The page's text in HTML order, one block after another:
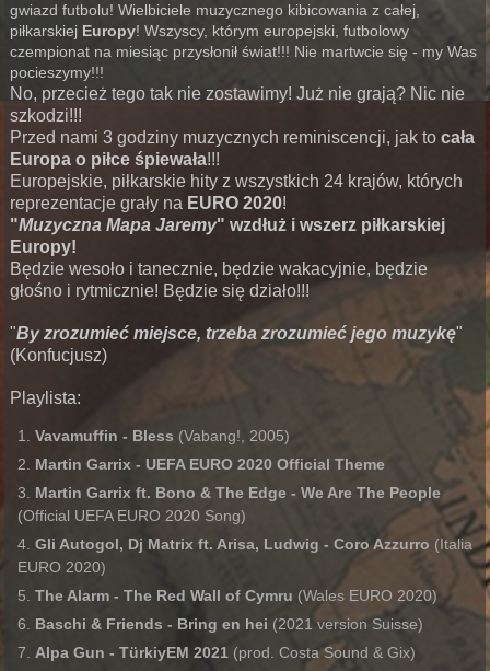
gwiazd futbolu! Wielbiciele muzycznego kibicowania z całej,
piłkarskiej Europy! Wszyscy, którym europejski, futbolowy
czempionat na miesiąc przysłonił świat!!! Nie martwcie się - my Was
pocieszymy!!!
No, przecież tego tak nie zostawimy! Już nie grają? Nic nie
szkodzi!!!
Przed nami 3 godziny muzycznych reminiscencji, jak tocała
Europa o piłce śpiewała!!!
Europejskie, piłkarskie hity z wszystkich 24 krajów, których
reprezentacje grały na EURO 2020!
"Muzyczna Mapa Jaremy" wzdłuż i wszerz piłkarskiej
Europy!
Będzie wesoło i tanecznie, będzie wakacyjnie, będzie
głośno i rytmicznie! Będzie się działo!!!
"By zrozumieć miejsce, trzeba zrozumieć jego muzykę"
(Konfucjusz)
Playlista:
Vavamuffin - Bless (Vabang!, 2005)
Martin Garrix - UEFA EURO 2020 Official Theme
Martin Garrix ft. Bono & The Edge - We Are The People
(Official UEFA EURO 2020 Song)
Gli Autogol, Dj Matrix ft. Arisa, Ludwig - Coro Azzurro (Italia
EURO 2020)
The Alarm - The Red Wall of Cymru (Wales EURO 2020)
Baschi & Friends - Bring en hei (2021 version Suisse)
Alpa Gun - TürkiyEM 2021 (prod. Costa Sound & Gix)